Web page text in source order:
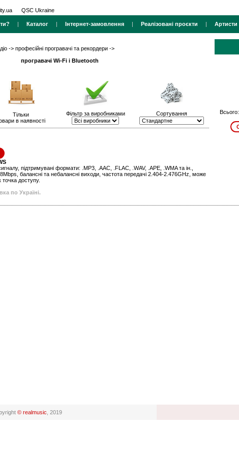
QSC Ukraine
| Каталог | Інтернет-замовлення | Реалізовані проєкти | Артисти
-> професійні програвачі та рекордери ->
програвачі Wi-Fi і Bluetooth
Тільки
в наявності
Фільтр за виробниками Сортування Всього:
підтримувані формати: .MP3, .AAC, .FLAC, .WAV, .APE, .WMA та ін.,
балансні та небалансні виходи, частота передачі 2.404-2.476GHz, може
доступу.
по Україні.
© realmusic , 2019